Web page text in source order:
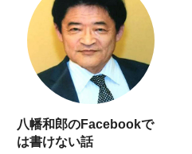
八幡和郎のFacebookで
は書けない話